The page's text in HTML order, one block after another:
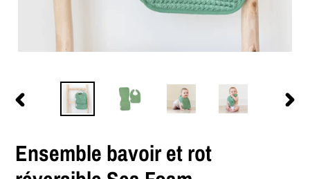
DIAPOSITIVE
Ensemble bavoir et rot